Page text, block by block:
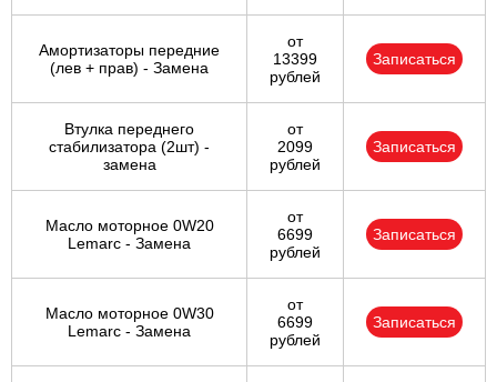
Амортизаторы передние
(лев + прав) - Замена
от
13399
рублей
Записаться
Втулка переднего
стабилизатора (2шт) -
замена
от
2099
рублей
Записаться
Масло моторное 0W20
Lemarc - Замена
от
6699
рублей
Записаться
Масло моторное 0W30
Lemarc - Замена
от
6699
рублей
Записаться